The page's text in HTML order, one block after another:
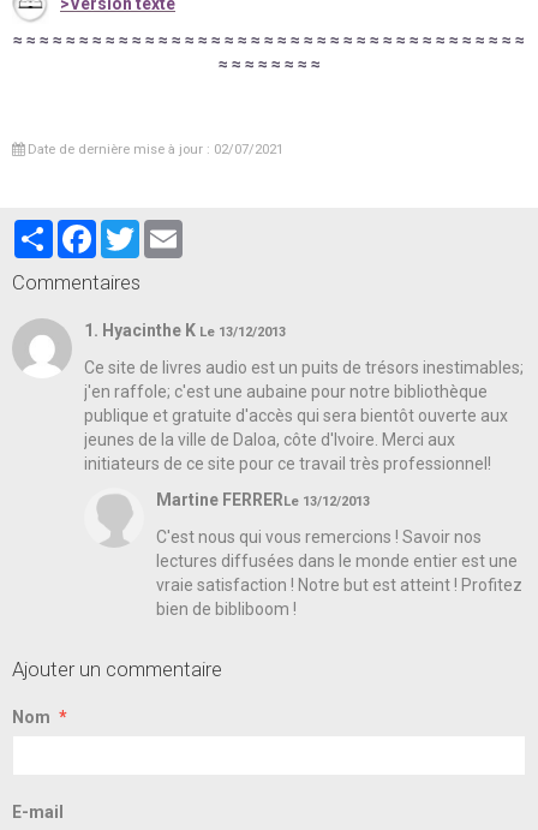
≈ ≈ ≈ ≈ ≈ ≈ ≈ ≈ ≈ ≈ ≈ ≈ ≈ ≈ ≈ ≈ ≈ ≈ ≈ ≈ ≈ ≈ ≈ ≈ ≈ ≈ ≈ ≈ ≈ ≈ ≈ ≈ ≈ ≈ ≈ ≈ ≈ ≈ ≈
≈ ≈ ≈ ≈ ≈ ≈ ≈ ≈
Date de dernière mise à jour : 02/07/2021
PartagerFacebook
Twitter
Commentaires
1. Hyacinthe K Le 13/12/2013
Ce site de livres audio est un puits de trésors inestimables;
j'en raffole; c'est une aubaine pour notre bibliothèque
publique et gratuite d'accès qui sera bientôt ouverte aux
jeunes de la ville de Daloa, côte d'Ivoire. Merci aux
initiateurs de ce site pour ce travail très professionnel!
Martine FERRERLe 13/12/2013
C'est nous qui vous remercions ! Savoir nos
lectures diffusées dans le monde entier est une
vraie satisfaction ! Notre but est atteint ! Profitez
bien de bibliboom !
Ajouter un commentaire
Nom
E-mail